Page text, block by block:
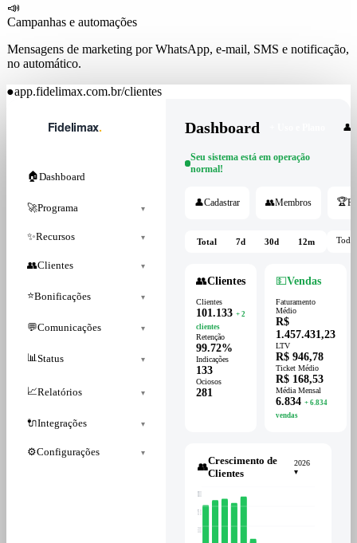
📣
Campanhas e automações
Mensagens de marketing por WhatsApp, e-mail, SMS e notificação,
no automático.
●app.fidelimax.com.br/clientes
🏠Dashboard
🚀Programa ▾
✨Recursos ▾
👥Clientes ▾
⭐Bonificações ▾
💬Comunicações ▾
📊Status ▾
📈Relatórios ▾
🔌Integrações ▾
⚙️Configurações ▾
Dashboard 👤
Seu sistema está em operação
normal!
👤Cadastrar 👥Membros 🏆
Total 7d 30d 12m
👥Clientes
Clientes
101.133 + 2
clientes
Retenção
99.72%
Indicações
133
Ociosos
281
💵Vendas
Faturamento
Médio
R$
1.457.431,23
LTV
R$ 946,78
Ticket Médio
R$ 168,53
Média Mensal
6.834 + 6.834
vendas
👥
Crescimento de
Clientes
2026
▾
500
750